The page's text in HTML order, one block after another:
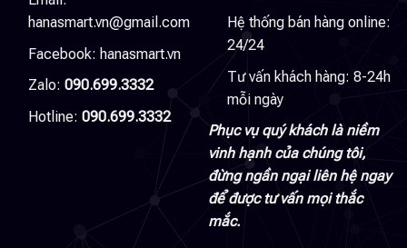
hanasmart.vn@gmail.com
Facebook: hanasmart.vn
Zalo: 090.699.3332
Hotline: 090.699.3332
Hệ thống bán hàng online:
24/24
Tư vấn khách hàng: 8-24h
mỗi ngày
Phục vụ quý khách là niềm
vinh hạnh của chúng tôi,
đừng ngần ngại liên hệ ngay
để được tư vấn mọi thắc
mắc.